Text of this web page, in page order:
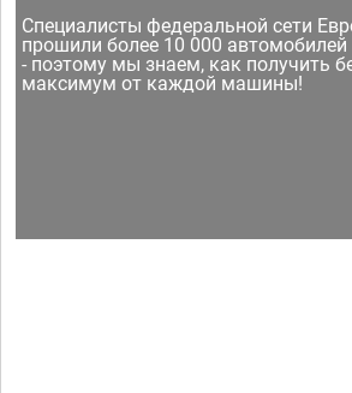
Специалисты федеральной сети
прошили более 10 000
- поэтому мы знаем, как получить
максимум от каждой машины!